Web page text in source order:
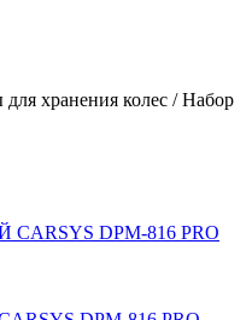
хранения колес / Набор